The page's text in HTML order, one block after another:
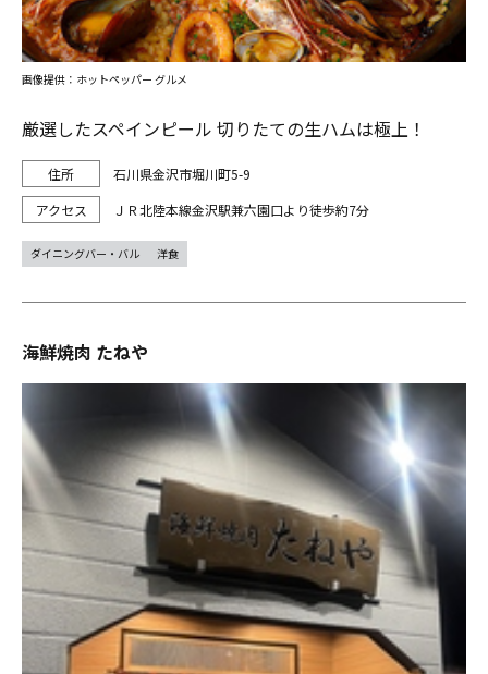
厳選したスペインピール 切りたての生ハムは極上！
石川県金沢市堀川町5-9
ＪＲ北陸本線金沢駅兼六園口より徒歩約7分
画像提供：ホットペッパー グルメ
ダイニングバー・バル 洋食
海鮮焼肉 たねや